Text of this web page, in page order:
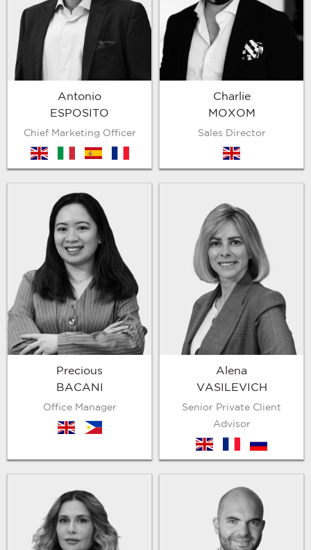
Antonio
ESPOSITO
Chief Marketing Officer
en es
Charlie
MOXOM
Sales Director
en
Precious
BACANI
Office Manager
en ph
Alena
VASILEVICH
Senior Private Client
Advisor
en ru